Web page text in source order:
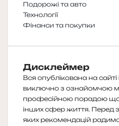
Подорожі та авто
Технології
Фінанси та покупки
Дисклеймер
Вся опублікована на
виключно з ознайомчою
професійною порадою
інших сфер життя. Перед
яких рекомендацій